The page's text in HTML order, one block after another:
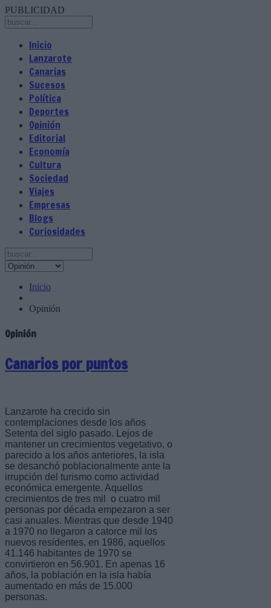
PUBLICIDAD
Inicio
Lanzarote
Canarias
Sucesos
Política
Deportes
Opinión
Editorial
Economía
Cultura
Sociedad
Viajes
Empresas
Blogs
Curiosidades
Inicio
Opinión
Opinión
Canarios por puntos
Lanzarote ha crecido sin
contemplaciones desde los años
Setenta del siglo pasado. Lejos de
mantener un crecimientos vegetativo, o
parecido a los años anteriores, la isla
se desanchó poblacionalmente ante la
irrupción del turismo como actividad
económica emergente. Aquellos
crecimientos de tres mil o cuatro mil
personas por década empezaron a ser
casi anuales. Mientras que desde 1940
a 1970 no llegaron a catorce mil los
nuevos residentes, en 1986, aquellos
41.146 habitantes de 1970 se
convirtieron en 56.901. En apenas 16
años, la población en la isla había
aumentado en más de 15.000
personas.